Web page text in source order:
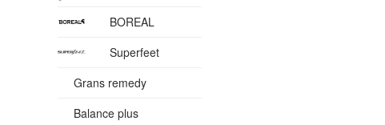
BOREAL
Superfeet
Grans remedy
Balance plus